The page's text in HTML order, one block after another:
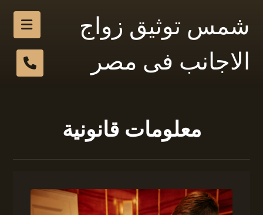
شمس توثيق زواج
الاجانب فى مصر
معلومات قانونية